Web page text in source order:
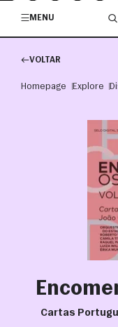
MENU
VOLTAR
Homepage Explore
Cartas